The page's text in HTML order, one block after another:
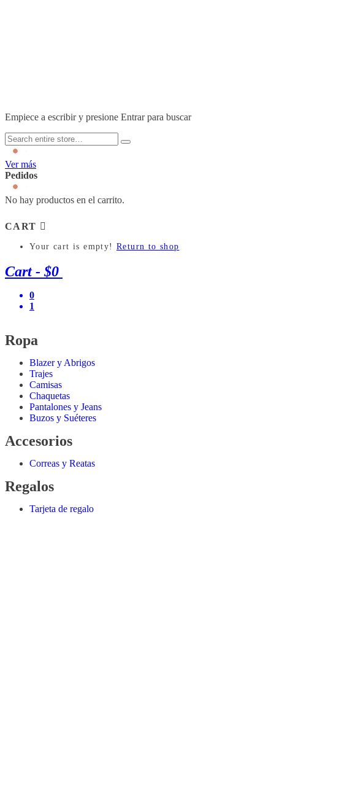
Empiece a escribir y presione Entrar para buscar
Ver más
Pedidos
No hay productos en el carrito.
CART
Your cart is empty! Return to shop
Cart - $0
0
1
Ropa
Blazer y Abrigos
Trajes
Camisas
Chaquetas
Pantalones y Jeans
Buzos y Suéteres
Accesorios
Correas y Reatas
Regalos
Tarjeta de regalo